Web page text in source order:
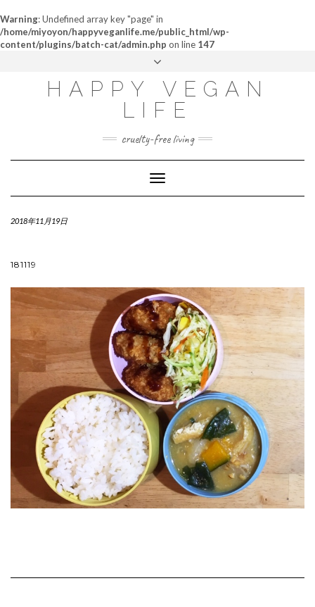
Warning: Undefined array key "page" in
/home/miyoyon/happyveganlife.me/public_html/wp-
content/plugins/batch-cat/admin.php on line 147
ABOUT
MY STORY
CONTACT
HAPPY VEGAN
LIFE
cruelty-free living
Toggle
Navigation
2018年11月19日
181119